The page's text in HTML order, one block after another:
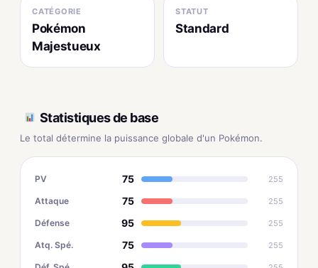
CATÉGORIE
Pokémon
Majestueux
STATUT
Standard
Statistiques de base
Le total détermine la puissance globale d'un Pokémon.
PV 75 255
Attaque 75 255
Défense 95 255
Atq. Spé. 75 255